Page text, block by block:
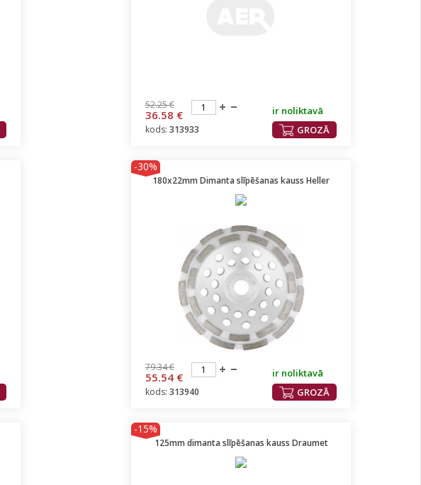
52.25 €
36.58 €
ir noliktavā
GROZĀ
kods: 313933
-30%
180x22mm Dimanta slīpēšanas kauss Heller
79.34 €
55.54 €
ir noliktavā
GROZĀ
kods: 313940
-15%
125mm dimanta slīpēšanas kauss Draumet